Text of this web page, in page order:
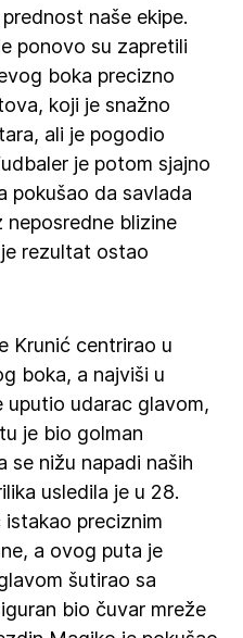
naše ekipe.
ponovo su zapretili
boka precizno
koji je snažno
ali je pogodio
je potom sjajno
pokušao da savlada
blizine
rezultat ostao
Krunić centrirao u
boka, a najviši u
uputio udarac glavom,
je bio golman
se nižu napadi naših
usledila je u 28.
preciznim
a ovog puta je
šutirao sa
bio čuvar mreže